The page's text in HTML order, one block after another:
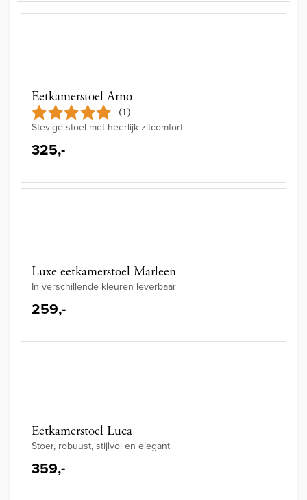
Eetkamerstoel Arno
(1)
Stevige stoel met heerlijk zitcomfort
325,-
Luxe eetkamerstoel Marleen
In verschillende kleuren leverbaar
259,-
Eetkamerstoel Luca
Stoer, robuust, stijlvol en elegant
359,-